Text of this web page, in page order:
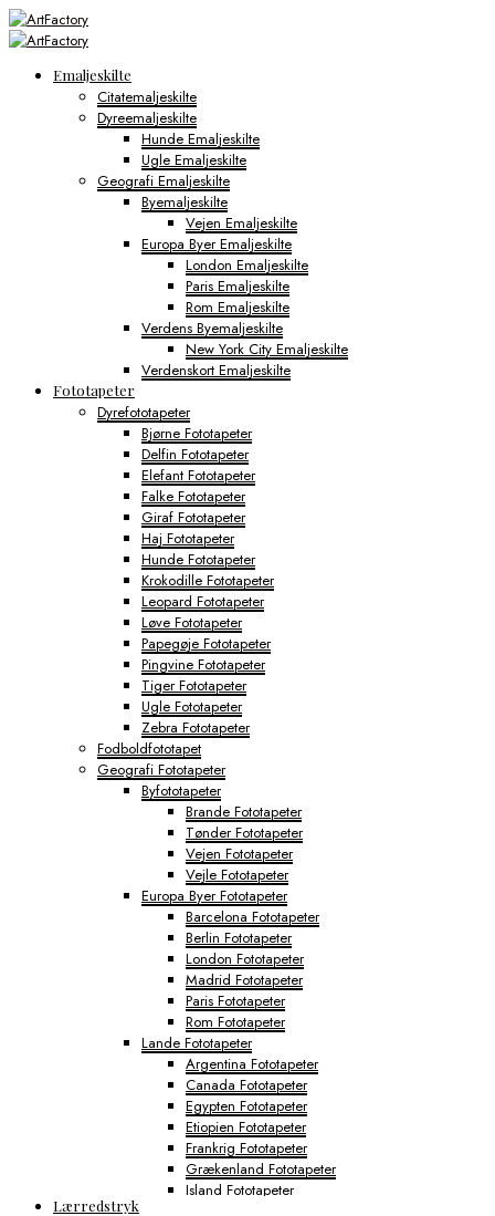
Emaljeskilte
Citatemaljeskilte
Dyreemaljeskilte
Hunde Emaljeskilte
Ugle Emaljeskilte
Geografi Emaljeskilte
Byemaljeskilte
Vejen Emaljeskilte
Europa Byer Emaljeskilte
London Emaljeskilte
Paris Emaljeskilte
Rom Emaljeskilte
Verdens Byemaljeskilte
New York City Emaljeskilte
Verdenskort Emaljeskilte
Fototapeter
Dyrefototapeter
Bjørne Fototapeter
Delfin Fototapeter
Elefant Fototapeter
Falke Fototapeter
Giraf Fototapeter
Haj Fototapeter
Hunde Fototapeter
Krokodille Fototapeter
Leopard Fototapeter
Løve Fototapeter
Papegøje Fototapeter
Pingvine Fototapeter
Tiger Fototapeter
Ugle Fototapeter
Zebra Fototapeter
Fodboldfototapet
Geografi Fototapeter
Byfototapeter
Brande Fototapeter
Tønder Fototapeter
Vejen Fototapeter
Vejle Fototapeter
Europa Byer Fototapeter
Barcelona Fototapeter
Berlin Fototapeter
London Fototapeter
Madrid Fototapeter
Paris Fototapeter
Rom Fototapeter
Lande Fototapeter
Argentina Fototapeter
Canada Fototapeter
Egypten Fototapeter
Etiopien Fototapeter
Frankrig Fototapeter
Grækenland Fototapeter
Island Fototapeter
Lærredstryk